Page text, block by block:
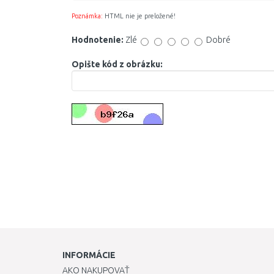
Poznámka: HTML nie je preložené!
Hodnotenie: Zlé Dobré
Opište kód z obrázku:
INFORMÁCIE
AKO NAKUPOVAŤ